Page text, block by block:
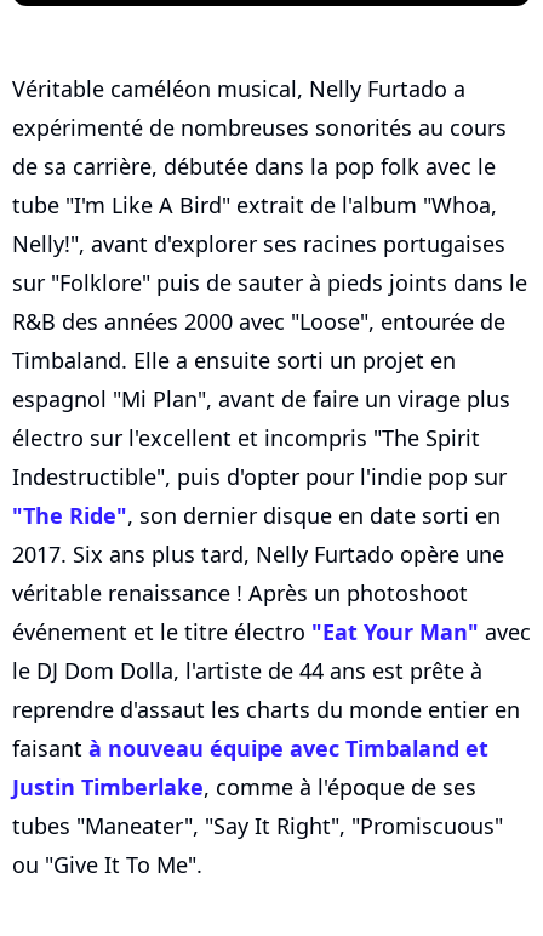
Véritable caméléon musical, Nelly Furtado a
expérimenté de nombreuses sonorités au cours
de sa carrière, débutée dans la pop folk avec le
tube "I'm Like A Bird" extrait de l'album "Whoa,
Nelly!", avant d'explorer ses racines portugaises
sur "Folklore" puis de sauter à pieds joints dans le
R&B des années 2000 avec "Loose", entourée de
Timbaland. Elle a ensuite sorti un projet en
espagnol "Mi Plan", avant de faire un virage plus
électro sur l'excellent et incompris "The Spirit
Indestructible", puis d'opter pour l'indie pop sur
"The Ride", son dernier disque en date sorti en
2017. Six ans plus tard, Nelly Furtado opère une
véritable renaissance ! Après un photoshoot
événement et le titre électro "Eat Your Man" avec
le DJ Dom Dolla, l'artiste de 44 ans est prête à
reprendre d'assaut les charts du monde entier en
faisant à nouveau équipe avec Timbaland et
Justin Timberlake, comme à l'époque de ses
tubes "Maneater", "Say It Right", "Promiscuous"
ou "Give It To Me".